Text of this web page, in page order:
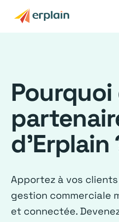
d’Erplain
Apportez à vos
gestion commerciale
et connectée.